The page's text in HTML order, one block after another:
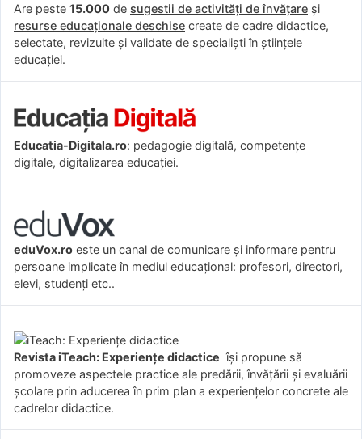
Are peste 15.000 de sugestii de activități de învățare și
resurse educaționale deschise create de cadre didactice,
selectate, revizuite și validate de specialiști în științele
educației.
Educatia-Digitala.ro: pedagogie digitală, competențe
digitale, digitalizarea educației.
eduVox.ro este un canal de comunicare și informare pentru
persoane implicate în mediul educațional: profesori, directori,
elevi, studenți etc..
Revista iTeach: Experienţe didactice îşi propune să
promoveze aspectele practice ale predării, învăţării şi evaluării
şcolare prin aducerea în prim plan a experienţelor concrete ale
cadrelor didactice.